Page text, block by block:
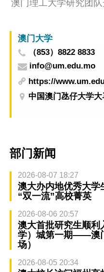
澳门理工大学研究团
澳门大学
（853）8822 8833
info@um.edu.mo
https://
中国澳门氹仔大学大
部门新闻
2026-08-07 18:27
澳大办内地优秀大
“双一流”高校菁英
2026-08-06 20:57
澳大首批研究生顺利
学）城第一期——澳
场）
2026-08-05 20:34